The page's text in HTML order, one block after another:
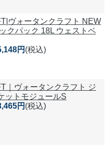
ヴォータンクラフト NEW
クパック 18L ウェストベ
円 (税込)
｜ヴォータンクラフト ジ
ットモジュールS
円 (税込)